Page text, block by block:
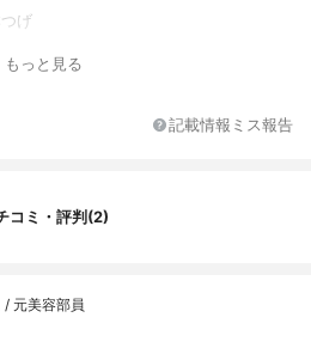
げ
もっと見る
記載情報ミス報告
コミ・評判(2)
/ 元美容部員